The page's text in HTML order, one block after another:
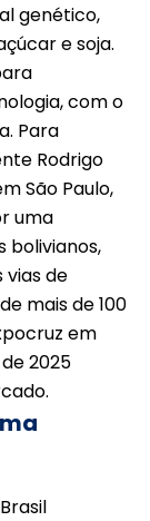
genético,
e soja.
com o
Para
Rodrigo
São Paulo,
uma
bolivianos,
de
mais de 100
em
2025